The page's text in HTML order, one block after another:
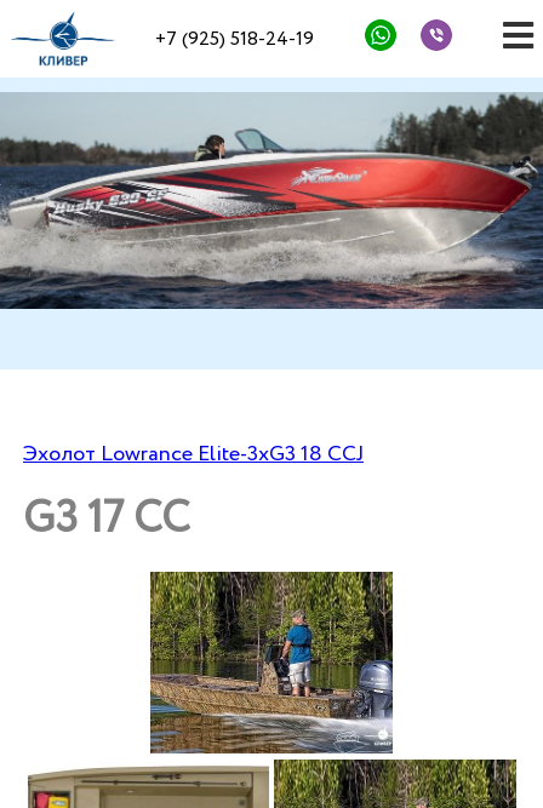
+7 (925) 518-24-19
Эхолот Lowrance Elite-3xG3 18 CCJ
G3 17 CC